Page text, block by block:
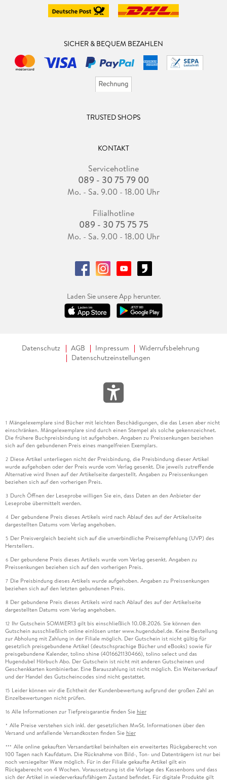
SICHER & BEQUEM BEZAHLEN
TRUSTED SHOPS
KONTAKT
Servicehotline
089 - 30 75 79 00
Mo. - Sa. 9.00 - 18.00 Uhr
Filialhotline
089 - 30 75 75 75
Mo. - Sa. 9.00 - 18.00 Uhr
Laden Sie unsere App herunter.
Datenschutz AGB Impressum
Widerrufsbelehrung
Datenschutzeinstellungen
1 Mängelexemplare sind Bücher mit leichten Beschädigungen, die das Lesen aber nicht
einschränken. Mängelexemplare sind durch einen Stempel als solche gekennzeichnet.
Die frühere Buchpreisbindung ist aufgehoben. Angaben zu Preissenkungen beziehen
sich auf den gebundenen Preis eines mangelfreien Exemplars.
2 Diese Artikel unterliegen nicht der Preisbindung, die Preisbindung dieser Artikel
wurde aufgehoben oder der Preis wurde vom Verlag gesenkt. Die jeweils zutreffende
Alternative wird Ihnen auf der Artikelseite dargestellt. Angaben zu Preissenkungen
beziehen sich auf den vorherigen Preis.
3 Durch Öffnen der Leseprobe willigen Sie ein, dass Daten an den Anbieter der
Leseprobe übermittelt werden.
4 Der gebundene Preis dieses Artikels wird nach Ablauf des auf der Artikelseite
dargestellten Datums vom Verlag angehoben.
5 Der Preisvergleich bezieht sich auf die unverbindliche Preisempfehlung (UVP) des
Herstellers.
6 Der gebundene Preis dieses Artikels wurde vom Verlag gesenkt. Angaben zu
Preissenkungen beziehen sich auf den vorherigen Preis.
7 Die Preisbindung dieses Artikels wurde aufgehoben. Angaben zu Preissenkungen
beziehen sich auf den letzten gebundenen Preis.
8 Der gebundene Preis dieses Artikels wird nach Ablauf des auf der Artikelseite
dargestellten Datums vom Verlag angehoben.
12 Ihr Gutschein SOMMER13 gilt bis einschließlich 10.08.2026. Sie können den
Gutschein ausschließlich online einlösen unter www.hugendubel.de. Keine Bestellung
zur Abholung mit Zahlung in der Filiale möglich. Der Gutschein ist nicht gültig für
gesetzlich preisgebundene Artikel (deutschsprachige Bücher und eBooks) sowie für
preisgebundene Kalender, tolino shine (4016621130466), tolino select und das
Hugendubel Hörbuch Abo. Der Gutschein ist nicht mit anderen Gutscheinen und
Geschenkkarten kombinierbar. Eine Barauszahlung ist nicht möglich. Ein Weiterverkauf
und der Handel des Gutscheincodes sind nicht gestattet.
15 Leider können wir die Echtheit der Kundenbewertung aufgrund der großen Zahl an
Einzelbewertungen nicht prüfen.
16 Alle Informationen zur Tiefpreisgarantie finden Sie hier
* Alle Preise verstehen sich inkl. der gesetzlichen MwSt. Informationen über den
Versand und anfallende Versandkosten finden Sie hier
*** Alle online gekauften Versandartikel beinhalten ein erweitertes Rückgaberecht von
100 Tagen nach Kaufdatum. Die Rücknahme von Bild-, Ton- und Datenträgern ist nur bei
noch versiegelter Ware möglich. Für in der Filiale gekaufte Artikel gilt ein
Rückgaberecht von 4 Wochen. Voraussetzung ist die Vorlage des Kassenbons und dass
sich der Artikel in wiederverkaufsfähigem Zustand befindet. Für digitale Produkte gilt